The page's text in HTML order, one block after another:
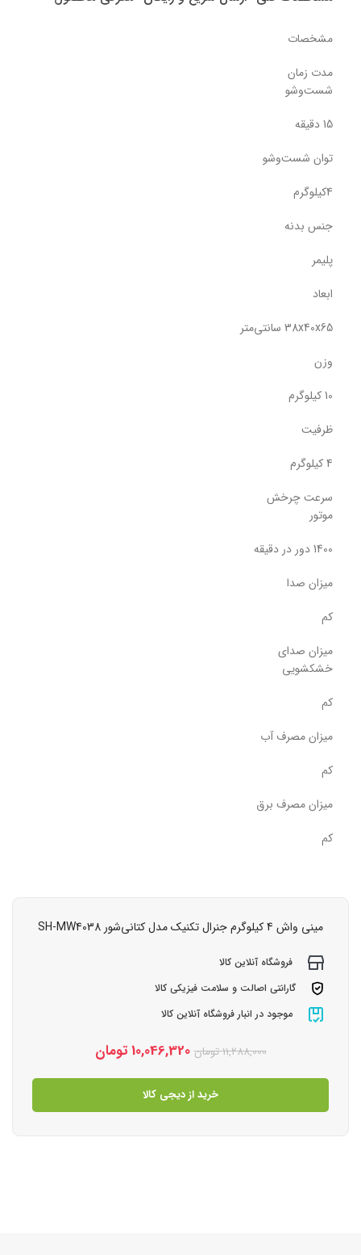
مشخصات
مدت زمان
شست‌وشو
15 دقیقه
توان شست‌وشو
4کیلوگرم
جنس بدنه
پلیمر
ابعاد
38x40x65 سانتی‌متر
وزن
10 کیلوگرم
ظرفیت
4 کیلوگرم
سرعت چرخش
موتور
1400 دور در دقیقه
میزان صدا
کم
میزان صدای
خشکشویی
کم
میزان مصرف آب
کم
میزان مصرف برق
کم
مینی‌ واش 4 کیلوگرم جنرال تکنیک مدل کتانی‌شور SH-MW4038
فروشگاه آنلاین کالا
گارانتی اصالت و سلامت فیزیکی کالا
موجود در انبار فروشگاه آنلاین کالا
11,288,000تومان 10,046,320 تومان
خرید از دیجی کالا